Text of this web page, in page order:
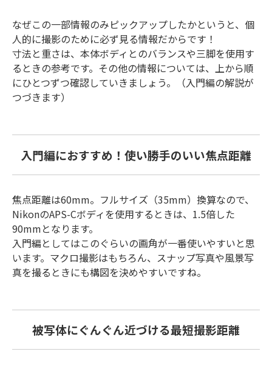
なぜこの一部情報のみピックアップしたかというと、個
人的に撮影のために必ず見る情報だからです！
寸法と重さは、本体ボディとのバランスや三脚を使用す
るときの参考です。その他の情報については、上から順
にひとつずつ確認していきましょう。（入門編の解説が
つづきます）
入門編におすすめ！使い勝手のいい焦点距離
焦点距離は60mm。フルサイズ（35mm）換算なので、
NikonのAPS-Cボディを使用するときは、1.5倍した
90mmとなります。
入門編としてはこのぐらいの画角が一番使いやすいと思
います。マクロ撮影はもちろん、スナップ写真や風景写
真を撮るときにも構図を決めやすいですね。
被写体にぐんぐん近づける最短撮影距離